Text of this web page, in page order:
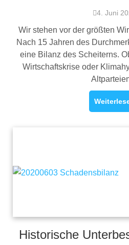
4. Juni
Wir stehen vor der größten
Nach 15 Jahren des
eine Bilanz des Scheiterns.
Wirtschaftskrise oder
Historische